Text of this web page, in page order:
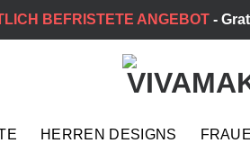
BEFRISTETE ANGEBOT-
HERREN DESIGNS